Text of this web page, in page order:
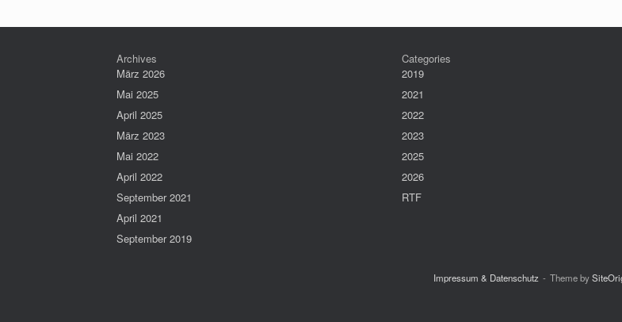
Archives
März 2026
Mai 2025
April 2025
März 2023
Mai 2022
April 2022
September 2021
April 2021
September 2019
Categories
2019
2021
2022
2023
2025
2026
RTF
Impressum & Datenschutz Theme by